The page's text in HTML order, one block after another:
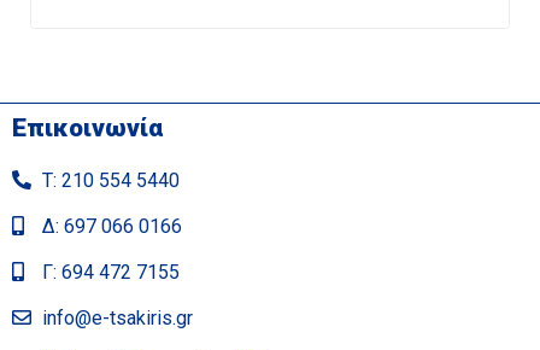
Επικοινωνία
Τ: 210 554 5440
Δ: 697 066 0166
Γ: 694 472 7155
info@e-tsakiris.gr